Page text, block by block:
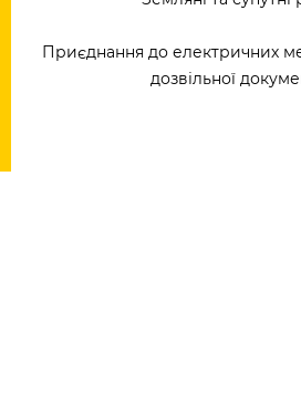
Приєднання до електричних
дозвільної